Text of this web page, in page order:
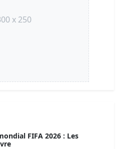
x 250
FIFA 2026 : Les